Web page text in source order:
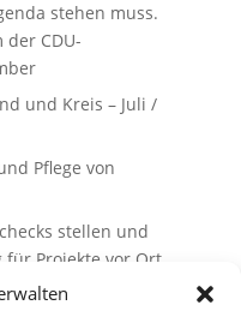
stehen muss.
CDU-
und Kreis – Juli /
Pflege von
stellen und
Projekte vor Ort